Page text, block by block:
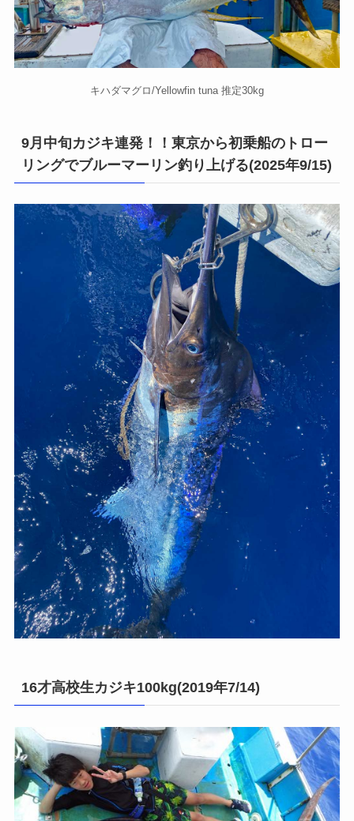
キハダマグロ/Yellowfin tuna 推定30kg
9月中旬カジキ連発！！東京から初乗船のトロー
リングでブルーマーリン釣り上げる(2025年9/15)
16才高校生カジキ100kg(2019年7/14)